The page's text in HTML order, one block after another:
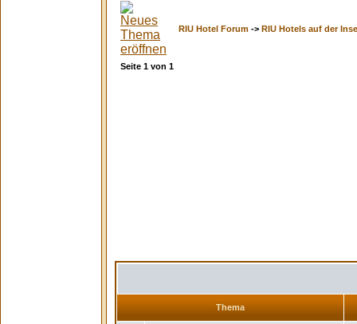
RIU Hotel Forum -> RIU Hotels auf der
Seite 1 von 1
Thema